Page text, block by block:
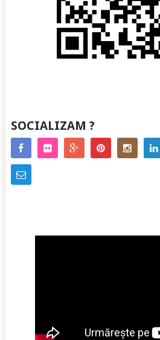
SOCIALIZAM ?